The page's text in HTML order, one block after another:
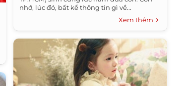
nhớ, lúc đó, bất kể thông tin gì về...
Xem thêm